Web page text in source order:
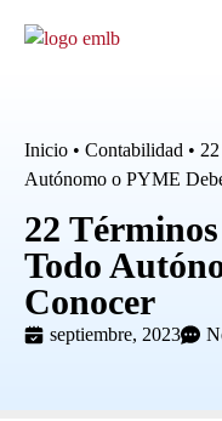
Inicio • Contabilidad •
Autónomo o PYME
22
Todo
Conocer
septiembre, 2023